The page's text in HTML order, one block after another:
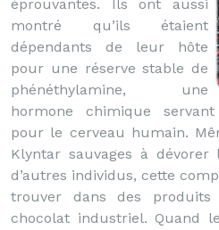
éprouvantes. Ils ont aussi
montré qu’ils étaient
dépendants de leur hôte
pour une réserve stable de
phénéthylamine, une
hormone chimique
pour le cerveau humain.
Klyntar sauvages à
d’autres individus, cette
trouver dans des
chocolat industriel. Quand